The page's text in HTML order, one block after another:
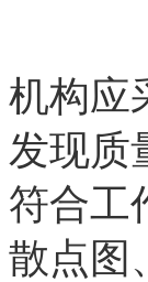
机构应
发现质
符合工
散点图